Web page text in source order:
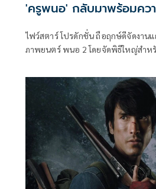
'ครูพนอ' กลับมาพร้อมคว
ไฟว์สตาร์ โปรดักชั่น ถือฤกษ์ดีจัดงานแ
ภาพยนตร์ พนอ 2 โดยจัดพิธีใหญ่สำห
เปิดโภคทรัพย์ให้ทุกท่านได้รับเงินรับ
โดยอาจารย์หนุ่ม หมอดูเทวดา แชมป์
ประเทศไทย เป็นผู้ทำพิธีในครั้งนี้